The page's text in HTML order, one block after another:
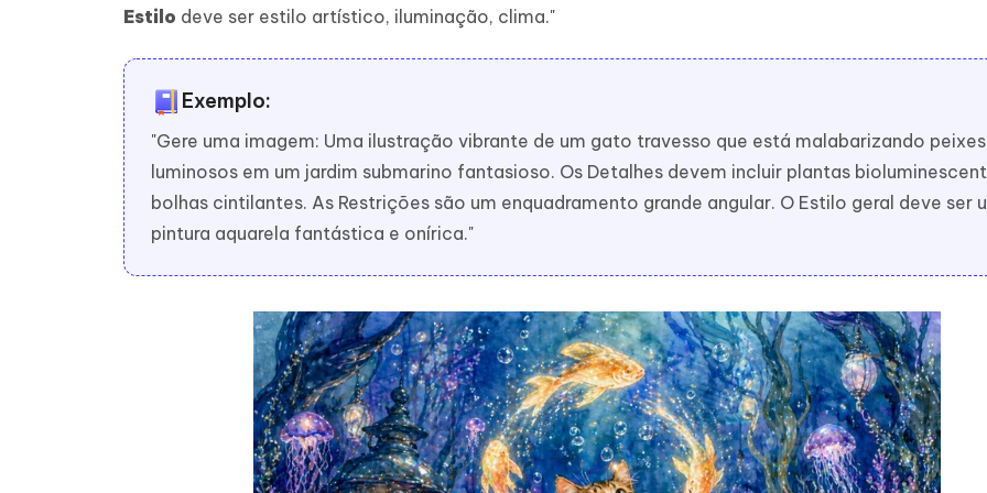
Estilo deve ser estilo artístico, iluminação, clima."
Exemplo:
"Gere uma imagem: Uma ilustração vibrante de um gato travesso que está malabarizando peixes
luminosos em um jardim submarino fantasioso. Os Detalhes devem incluir plantas
bolhas cintilantes. As Restrições são um enquadramento grande angular. O Estilo geral deve ser
pintura aquarela fantástica e onírica."